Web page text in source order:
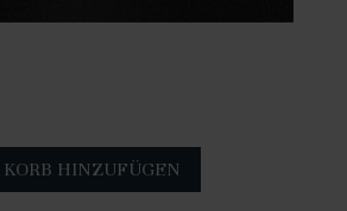
KORB HINZUFÜGEN
A
l